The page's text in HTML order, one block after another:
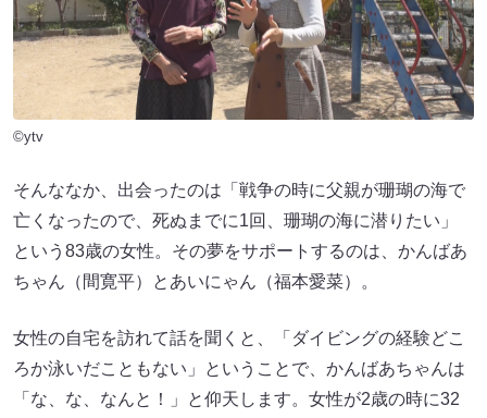
©ytv
そんななか、出会ったのは「戦争の時に父親が珊瑚の海で
亡くなったので、死ぬまでに1回、珊瑚の海に潜りたい」
という83歳の女性。その夢をサポートするのは、かんばあ
ちゃん（間寛平）とあいにゃん（福本愛菜）。
女性の自宅を訪れて話を聞くと、「ダイビングの経験どこ
ろか泳いだこともない」ということで、かんばあちゃんは
「な、な、なんと！」と仰天します。女性が2歳の時に32